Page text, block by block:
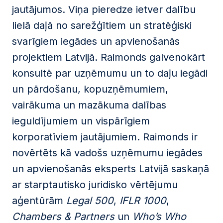
jautājumos. Viņa pieredze ietver dalību
lielā daļā no sarežģītiem un stratēģiski
svarīgiem iegādes un apvienošanās
projektiem Latvijā. Raimonds galvenokārt
konsultē par uzņēmumu un to daļu iegādi
un pārdošanu, kopuzņēmumiem,
vairākuma un mazākuma dalības
ieguldījumiem un vispārīgiem
korporatīviem jautājumiem. Raimonds ir
novērtēts kā vadošs uzņēmumu iegādes
un apvienošanās eksperts Latvijā saskaņā
ar starptautisko juridisko vērtējumu
aģentūrām Legal 500, IFLR 1000,
Chambers & Partnersun Who’s Who